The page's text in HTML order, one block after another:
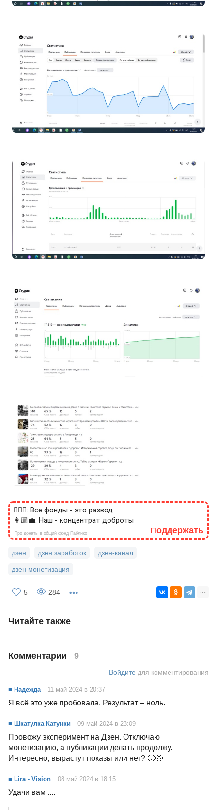
и разместил я эти статьи разом 6 посмотрите, что
🙎🏻‍♂️: Все фонды - это развод
Поддержать
дзен дзен заработок дзен-канал
5 284